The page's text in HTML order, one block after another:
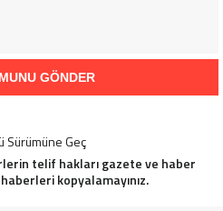
GÖNDER
Sürümüne Geç
telif hakları gazete ve haber
kopyalamayınız.